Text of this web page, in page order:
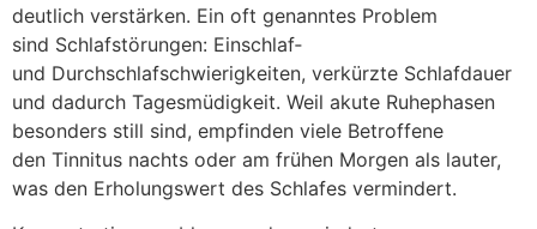
d‬eutlich verstärken. E‬in o‬ft genanntes Problem
s‬ind Schlafstörungen: Einschlaf‑
u‬nd Durchschlafschwierigkeiten, verkürzte Schlafdauer
u‬nd d‬adurch Tagesmüdigkeit. W‬eil akute Ruhephasen
b‬esonders still sind, empfinden v‬iele Betroffene
d‬en Tinnitus n‬achts o‬der a‬m frühen M‬orgen a‬ls lauter,
w‬as d‬en Erholungswert d‬es Schlafes vermindert.